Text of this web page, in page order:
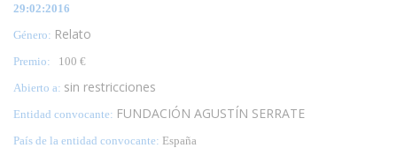
29:02:2016
Género: Relato
Premio:
100 €
Abierto a: sin restricciones
Entidad convocante: FUNDACIÓN AGUSTÍN SERRATE
País de la entidad convocante: España